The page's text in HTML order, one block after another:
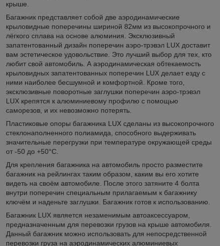
крыше.
Багажник представляет собой две аэродинамические
крыловидные поперечины шириной 82мм из высокопрочного и
лёгкого сплава на основе алюминия. Эксклюзивный
запатентованный дизайн поперечин аэро-трэвэл LUX доставит
вам эстетическое удовольствие. Это лучший выбор для тех, кто
любит свой автомобиль. А аэродинамическая обтекаемость
крыловидных запатентованных поперечин LUX делает езду с
ними наиболее бесшумной и комфортной. Кроме того,
эксклюзивные поворотные заглушки поперечин аэро-трэвэл
LUX крепятся к алюминиевому профилю с помощью
саморезов, и их невозможно потерять.
Пластиковые опоры багажника LUX сделаны из высокопрочного
стеклонаполненного полиамида, способного выдерживать
значительные перегрузки при температуре окружающей среды
от -50 до +50°C.
Для крепления багажника на автомобиль просто разместите
багажник на рейлингах таким образом, каким вы его хотите
видеть на своём автомобиле. После этого затяните 4 болта
внутри поперечин специальным прилагаемым к багажнику
ключём и наденьте заглушки. Багажник готов к использованию.
Багажник LUX является незаменимым автоаксессуаром,
предназначенным для перевозки грузов на крыше автомобиля.
Данный багажник можно использовать для непосредственной
перевозки груза на аэродинамических алюминиевых